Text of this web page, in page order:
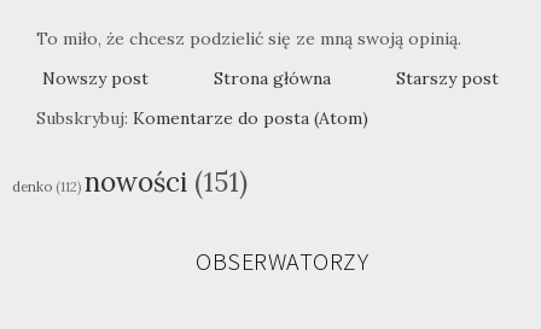
To miło, że chcesz podzielić się ze mną swoją opinią.
Nowszy post
Starszy post
Strona główna
Subskrybuj: Komentarze do posta (Atom)
denko (112) nowości (151)
OBSERWATORZY